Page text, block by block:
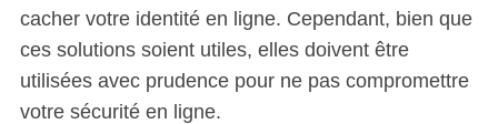
cacher votre identité en ligne. Cependant, bien que
ces solutions soient utiles, elles doivent être
utilisées avec prudence pour ne pas compromettre
votre sécurité en ligne.